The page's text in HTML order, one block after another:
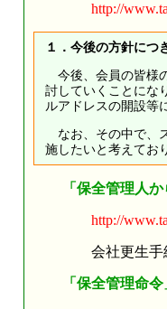
http://
１．今後の方針につ
今後、会員の皆様
討していくことにな
ルアドレスの開設等
なお、その中で、
施したいと考えてお
「保全管理人から
http://
会社更生手続の
「保全管理命令